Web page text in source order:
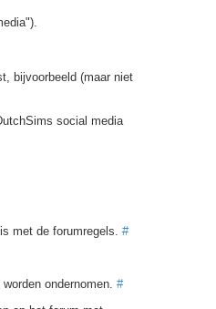
bijvoorbeeld (maar niet
social media
met de forumregels. #
ondernomen. #